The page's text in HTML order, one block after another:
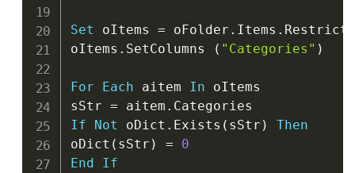
Set oItems = oFolder . Items . Restrict
oItems . SetColumns ( "Categories" )
For Each aitem In oItems
sStr = aitem .
If
Not oDict . Exists ( sStr )
Then
oDict ( sStr ) =
0
End
If